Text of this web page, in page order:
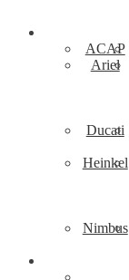
ACAP
Ariel
Ducati
Heinkel
Nimbus